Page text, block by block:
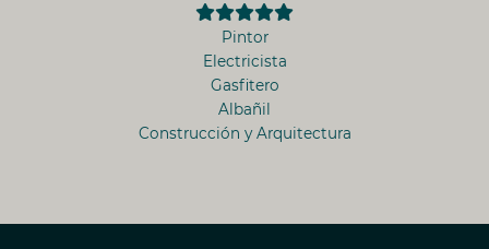
Pintor
Electricista
Gasfitero
Albañil
Construcción y Arquitectura